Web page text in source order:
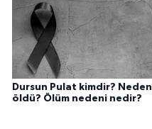
Dursun Pulat kimdir? Neden
öldü? Ölüm nedeni nedir?